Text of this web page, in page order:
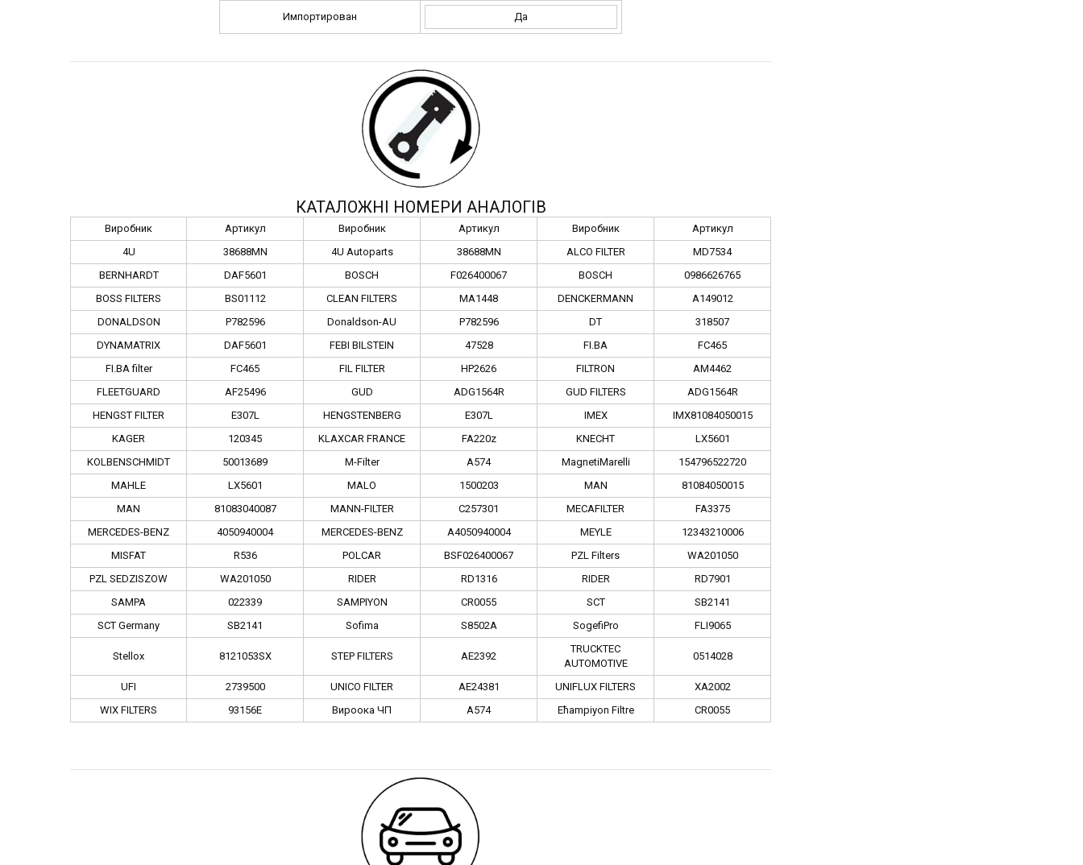
Импортирован Да
КАТАЛОЖНІ НОМЕРИ АНАЛОГІВ
Виробник Артикул Виробник Артикул Виробник
Артикул
4U
38688MN 4U Autoparts 38688MN ALCO FILTER
MD7534
BERNHARDT
DAF5601 BOSCH F026400067 BOSCH
0986626765
BOSS FILTERS
BS01112 CLEAN FILTERS MA1448 DENCKERMANN
A149012
DONALDSON
P782596 Donaldson-AU P782596 DT
318507
DYNAMATRIX
DAF5601 FEBI BILSTEIN 47528 FI.BA
FC465
FI.BA filter
FC465 FIL FILTER HP2626 FILTRON
AM4462
FLEETGUARD
AF25496 GUD ADG1564R GUD FILTERS
ADG1564R
HENGST FILTER
E307L HENGSTENBERG E307L IMEX
IMX81084050015
KAGER
120345 KLAXCAR FRANCE FA220z KNECHT
LX5601
KOLBENSCHMIDT
50013689 M-Filter A574 MagnetiMarelli
154796522720
MAHLE
LX5601 MALO 1500203 MAN
81084050015
MAN
81083040087 MANN-FILTER C257301 MECAFILTER
FA3375
MERCEDES-BENZ
4050940004 MERCEDES-BENZ A4050940004 MEYLE
12343210006
MISFAT
R536 POLCAR BSF026400067 PZL Filters
WA201050
PZL SEDZISZOW
WA201050 RIDER RD1316 RIDER
RD7901
SAMPA
022339 SAMPIYON CR0055 SCT
SB2141
SCT Germany
SB2141 Sofima S8502A SogefiPro FLI9065
Stellox 8121053SX STEP FILTERS AE2392
TRUCKTEC
AUTOMOTIVE
0514028
UFI 2739500 UNICO FILTER AE24381 UNIFLUX FILTERS
XA2002
WIX FILTERS
93156E Вироока ЧП A574 Ећampiyon Filtre CR0055